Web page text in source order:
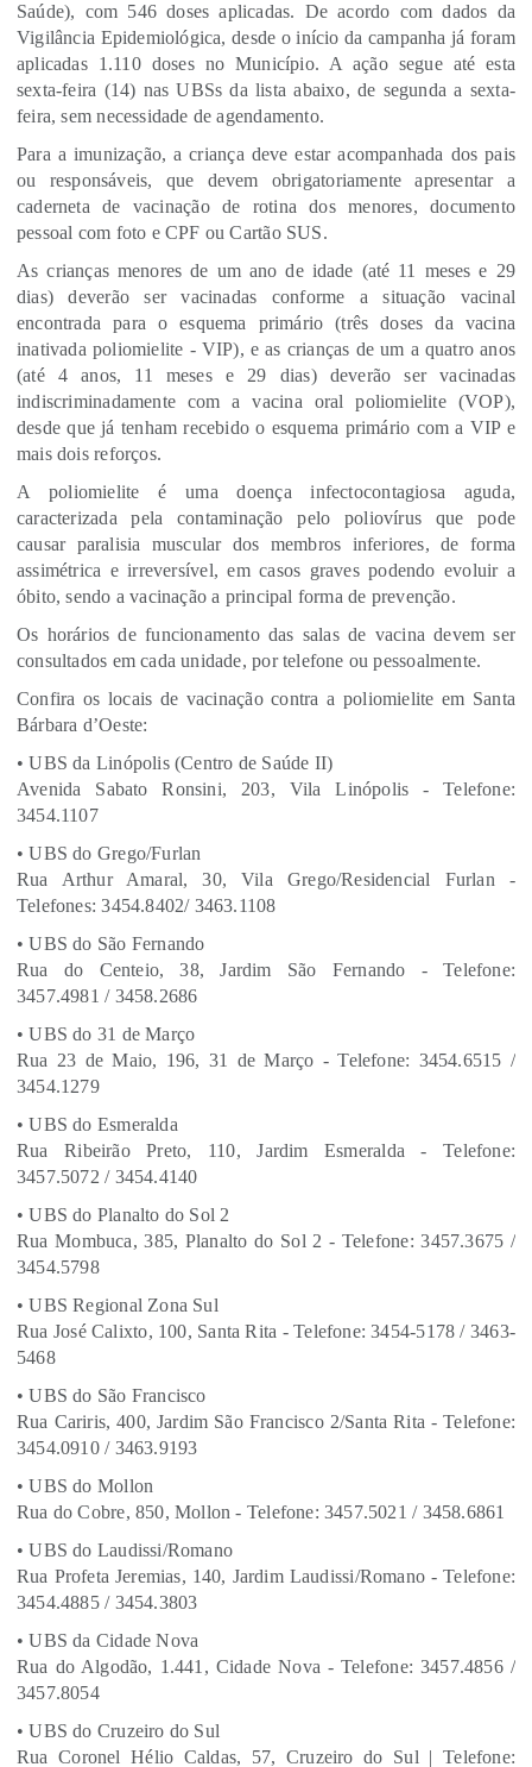
Saúde), com 546 doses aplicadas. De acordo com dados da
Vigilância Epidemiológica, desde o início da campanha já foram
aplicadas 1.110 doses no Município. A ação segue até esta
sexta-feira (14) nas UBSs da lista abaixo, de segunda a sexta-
feira, sem necessidade de agendamento.
Para a imunização, a criança deve estar acompanhada dos pais
ou responsáveis, que devem obrigatoriamente apresentar a
caderneta de vacinação de rotina dos menores, documento
pessoal com foto e CPF ou Cartão SUS.
As crianças menores de um ano de idade (até 11 meses e 29
dias) deverão ser vacinadas conforme a situação vacinal
encontrada para o esquema primário (três doses da vacina
inativada poliomielite - VIP), e as crianças de um a quatro anos
(até 4 anos, 11 meses e 29 dias) deverão ser vacinadas
indiscriminadamente com a vacina oral poliomielite (VOP),
desde que já tenham recebido o esquema primário com a VIP e
mais dois reforços.
A poliomielite é uma doença infectocontagiosa aguda,
caracterizada pela contaminação pelo poliovírus que pode
causar paralisia muscular dos membros inferiores, de forma
assimétrica e irreversível, em casos graves podendo evoluir a
óbito, sendo a vacinação a principal forma de prevenção.
Os horários de funcionamento das salas de vacina devem ser
consultados em cada unidade, por telefone ou pessoalmente.
Confira os locais de vacinação contra a poliomielite em Santa
Bárbara d’Oeste:
• UBS da Linópolis (Centro de Saúde II)
Avenida Sabato Ronsini, 203, Vila Linópolis - Telefone:
3454.1107
• UBS do Grego/Furlan
Rua Arthur Amaral, 30, Vila Grego/Residencial Furlan -
Telefones: 3454.8402/ 3463.1108
• UBS do São Fernando
Rua do Centeio, 38, Jardim São Fernando - Telefone:
3457.4981 / 3458.2686
• UBS do 31 de Março
Rua 23 de Maio, 196, 31 de Março - Telefone: 3454.6515 /
3454.1279
• UBS do Esmeralda
Rua Ribeirão Preto, 110, Jardim Esmeralda - Telefone:
3457.5072 / 3454.4140
• UBS do Planalto do Sol 2
Rua Mombuca, 385, Planalto do Sol 2 - Telefone: 3457.3675 /
3454.5798
• UBS Regional Zona Sul
Rua José Calixto, 100, Santa Rita - Telefone: 3454-5178 / 3463-
5468
• UBS do São Francisco
Rua Cariris, 400, Jardim São Francisco 2/Santa Rita - Telefone:
3454.0910 / 3463.9193
• UBS do Mollon
Rua do Cobre, 850, Mollon - Telefone: 3457.5021 / 3458.6861
• UBS do Laudissi/Romano
Rua Profeta Jeremias, 140, Jardim Laudissi/Romano - Telefone:
3454.4885 / 3454.3803
• UBS da Cidade Nova
Rua do Algodão, 1.441, Cidade Nova - Telefone: 3457.4856 /
3457.8054
• UBS do Cruzeiro do Sul
Rua Coronel Hélio Caldas, 57, Cruzeiro do Sul | Telefone: